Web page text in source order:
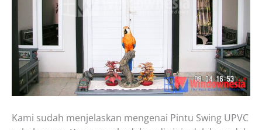
Kami sudah menjelaskan mengenai Pintu Swing UPVC